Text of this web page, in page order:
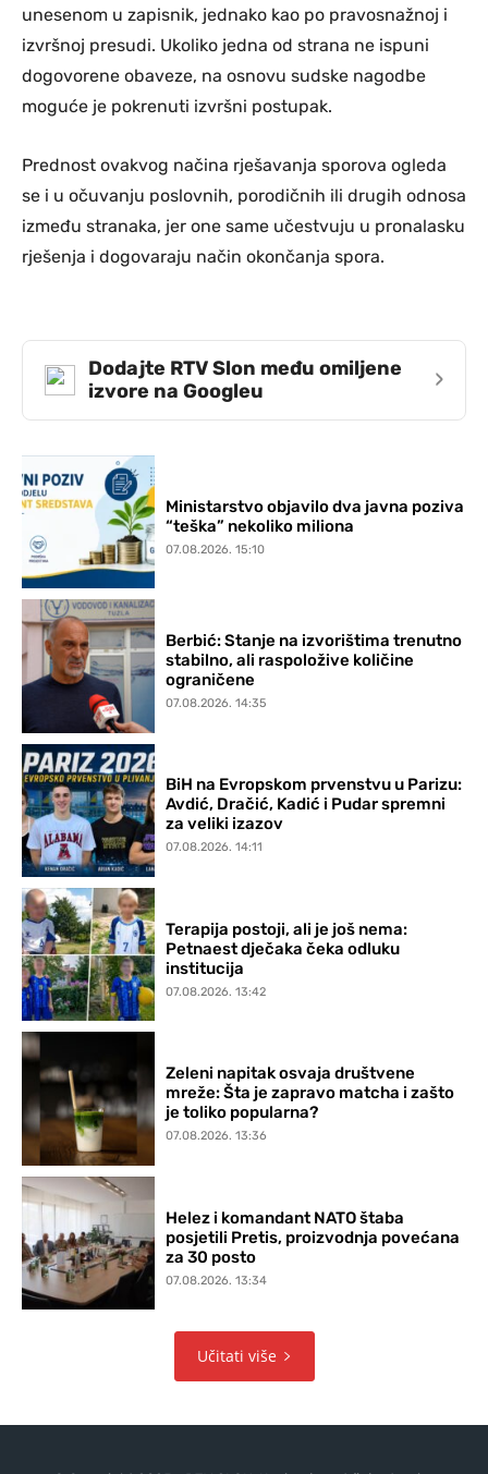
unesenom u zapisnik, jednako kao po pravosnažnoj i
izvršnoj presudi. Ukoliko jedna od strana ne ispuni
dogovorene obaveze, na osnovu sudske nagodbe
moguće je pokrenuti izvršni postupak.
Prednost ovakvog načina rješavanja sporova ogleda
se i u očuvanju poslovnih, porodičnih ili drugih odnosa
između stranaka, jer one same učestvuju u pronalasku
rješenja i dogovaraju način okončanja spora.
Dodajte RTV Slon među omiljene
izvore na Googleu
›
Ministarstvo objavilo dva javna poziva
“teška” nekoliko miliona
07.08.2026. 15:10
Berbić: Stanje na izvorištima trenutno
stabilno, ali raspoložive količine
ograničene
07.08.2026. 14:35
BiH na Evropskom prvenstvu u Parizu:
Avdić, Dračić, Kadić i Pudar spremni
za veliki izazov
07.08.2026. 14:11
Terapija postoji, ali je još nema:
Petnaest dječaka čeka odluku
institucija
07.08.2026. 13:42
Zeleni napitak osvaja društvene
mreže: Šta je zapravo matcha i zašto
je toliko popularna?
07.08.2026. 13:36
Helez i komandant NATO štaba
posjetili Pretis, proizvodnja povećana
za 30 posto
07.08.2026. 13:34
Učitati više